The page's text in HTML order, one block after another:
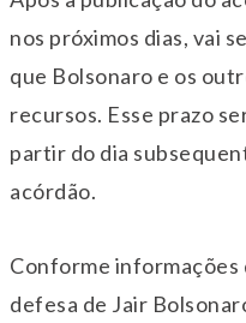
nos próximos dias, vai
que Bolsonaro e os
recursos. Esse prazo
partir do dia
acórdão.
Conforme informações
defesa de Jair